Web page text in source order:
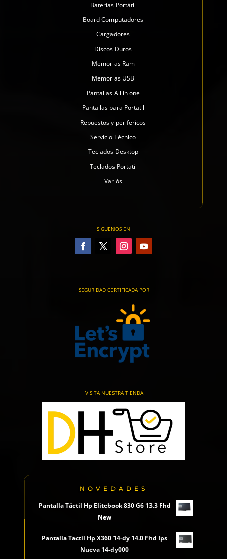
Baterías Portátil
Board Computadores
Cargadores
Discos Duros
Memorias Ram
Memorias USB
Pantallas All in one
Pantallas para Portatil
Repuestos y perifericos
Servicio Técnico
Teclados Desktop
Teclados Portatil
Variós
SIGUENOS EN
SEGURIDAD CERTIFICADA POR
VISITA NUESTRA TIENDA
NOVEDADES
Pantalla Táctil Hp Elitebook 830 G6 13.3 Fhd
New
Pantalla Tactil Hp X360 14-dy 14.0 Fhd Ips
Nueva 14-dy000